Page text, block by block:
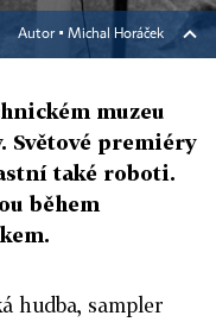
Autor ▪ Michal Horáček
muzeu
Světové premiéry
také roboti.
během
hudba, sampler